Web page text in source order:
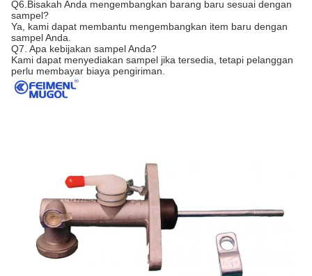
Q6.Bisakah Anda mengembangkan barang baru sesuai dengan
sampel?
Ya, kami dapat membantu mengembangkan item baru dengan
sampel Anda.
Q7. Apa kebijakan sampel Anda?
Kami dapat menyediakan sampel jika tersedia, tetapi pelanggan
perlu membayar biaya pengiriman.